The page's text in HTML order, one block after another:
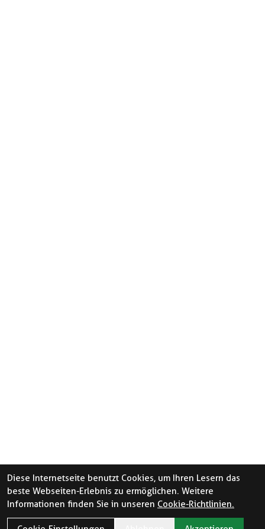
Diese Internetseite benutzt Cookies, um Ihren Lesern das
beste Webseiten-Erlebnis zu ermöglichen. Weitere
Informationen finden Sie in unseren Cookie-Richtlinien.